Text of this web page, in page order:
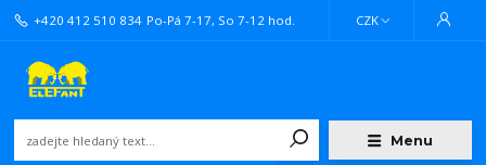
Menu
CZK
+420 412 510 834 Po-Pá 7-17, So 7-12 hod.